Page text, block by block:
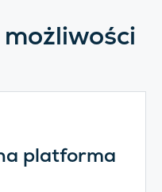
platforma